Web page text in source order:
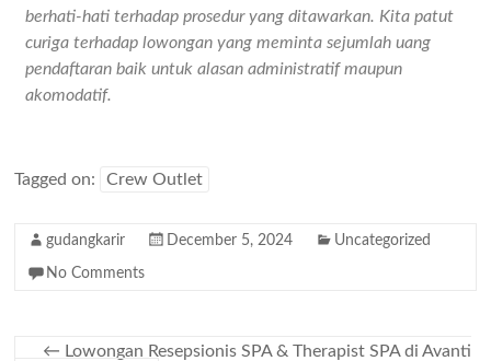
berhati-hati terhadap prosedur yang ditawarkan. Kita patut
curiga terhadap lowongan yang meminta sejumlah uang
pendaftaran baik untuk alasan administratif maupun
akomodatif.
Tagged on: Crew Outlet
gudangkarir December 5, 2024 Uncategorized
No Comments
← Lowongan Resepsionis SPA & Therapist SPA di Avanti